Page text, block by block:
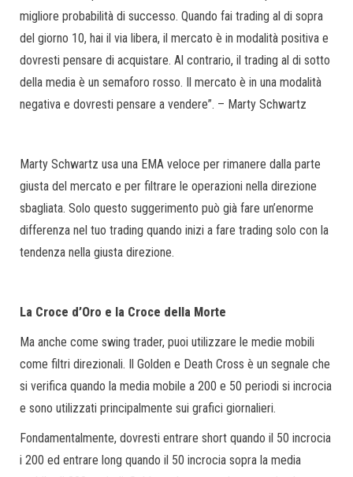
migliore probabilità di successo. Quando fai trading al di sopra
del giorno 10, hai il via libera, il mercato è in modalità positiva e
dovresti pensare di acquistare. Al contrario, il trading al di sotto
della media è un semaforo rosso. Il mercato è in una modalità
negativa e dovresti pensare a vendere”. – Marty Schwartz
Marty Schwartz usa una EMA veloce per rimanere dalla parte
giusta del mercato e per filtrare le operazioni nella direzione
sbagliata. Solo questo suggerimento può già fare un’enorme
differenza nel tuo trading quando inizi a fare trading solo con la
tendenza nella giusta direzione.
La Croce d’Oro e la Croce della Morte
Ma anche come swing trader, puoi utilizzare le medie mobili
come filtri direzionali. Il Golden e Death Cross è un segnale che
si verifica quando la media mobile a 200 e 50 periodi si incrocia
e sono utilizzati principalmente sui grafici giornalieri.
Fondamentalmente, dovresti entrare short quando il 50 incrocia
i 200 ed entrare long quando il 50 incrocia sopra la media